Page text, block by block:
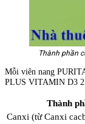
Thành phần
Mỗi viên nang
PLUS VITAMIN D3
Thành
Canxi (từ Canxi